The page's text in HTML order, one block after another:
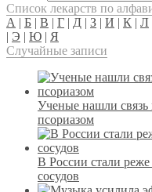
Список лекарств по
А | Б | В | Г | Д | З | И | К | Л
| Э | Ю | Я
Случайные записи
Ученые нашли связь
псориазом
В России стали реже
сосудов